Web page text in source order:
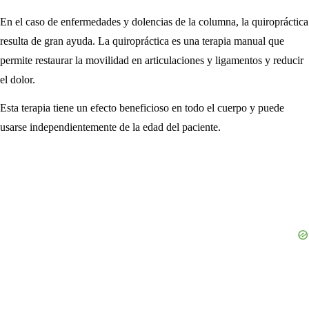
En el caso de enfermedades y dolencias de la columna, la quiropráctica
resulta de gran ayuda. La quiropráctica es una terapia manual que
permite restaurar la movilidad en articulaciones y ligamentos y reducir
el dolor.
Esta terapia tiene un efecto beneficioso en todo el cuerpo y puede
usarse independientemente de la edad del paciente.